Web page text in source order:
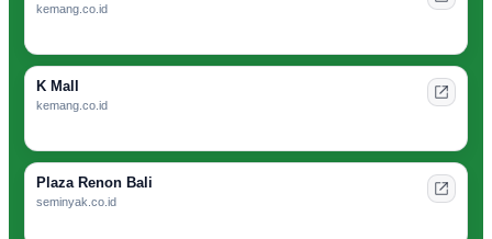
kemang.co.id
K Mall
kemang.co.id
Plaza Renon Bali
seminyak.co.id